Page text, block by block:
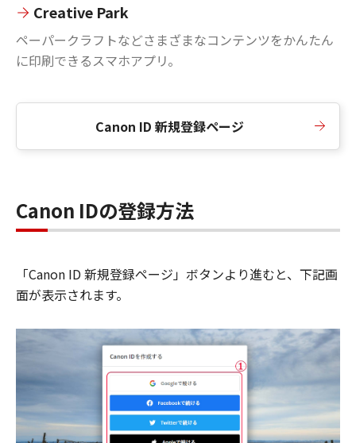
Creative Park
ペーパークラフトなどさまざまなコンテンツをかんたん
に印刷できるスマホアプリ。
Canon ID 新規登録ページ
Canon IDの登録方法
「Canon ID 新規登録ページ」ボタンより進むと、下記画
面が表示されます。